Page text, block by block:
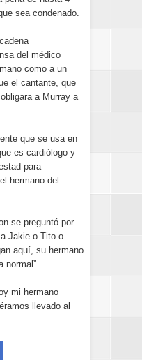
sea condenado.
del médico
como a un
el cantante, que
a Murray a
que se usa en
es cardiólogo y
para
hermano del
se preguntó por
a Jakie o Tito o
aquí, su hermano
normal”.
mi hermano
llevado al